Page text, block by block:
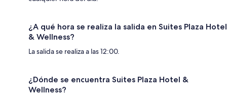
¿A qué hora se realiza la salida en Suites Plaza Hotel
& Wellness?
La salida se realiza a las 12:00.
¿Dónde se encuentra Suites Plaza Hotel &
Wellness?